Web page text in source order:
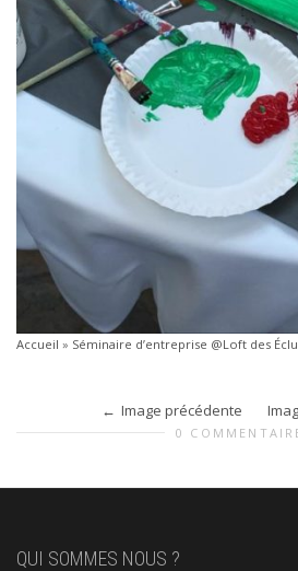
Accueil » Séminaire d’entreprise @Loft des
Image précédente
0
QUI SOMMES NOUS ?